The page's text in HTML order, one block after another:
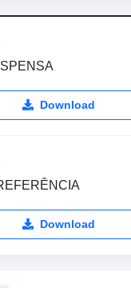
Download
Download